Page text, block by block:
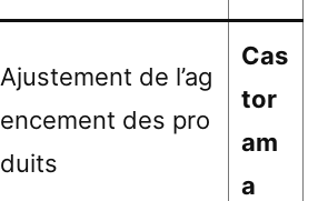
Ajustement de l’ag
encement des pro
duits
Cas
tor
am
a